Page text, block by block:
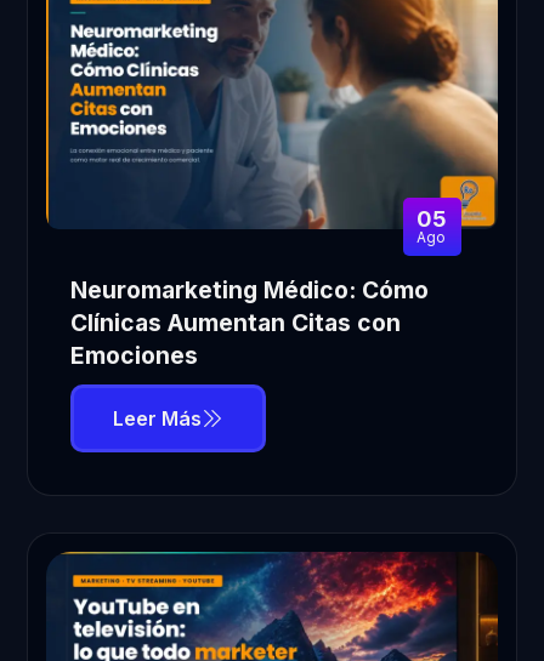
05
Ago
Neuromarketing Médico: Cómo
Clínicas Aumentan Citas con
Emociones
Leer Más